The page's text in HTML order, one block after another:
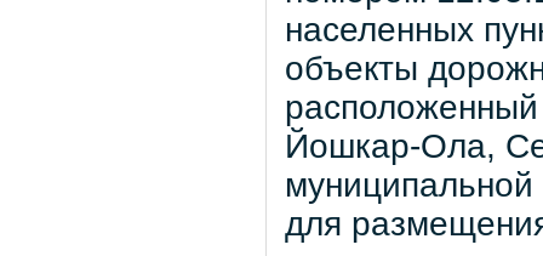
населенных
объекты
Йошкар-Ола,
муниципальной
для